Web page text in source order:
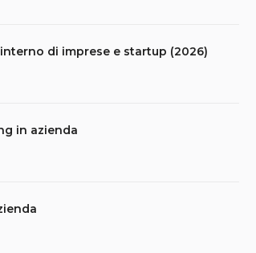
di imprese e startup (2026)
in azienda